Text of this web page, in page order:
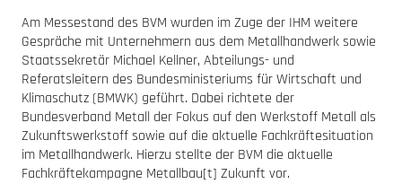
Am Messestand des BVM wurden im Zuge der IHM weitere
Gespräche mit Unternehmern aus dem Metallhandwerk sowie
Staatssekretär Michael Kellner, Abteilungs- und
Referatsleitern des Bundesministeriums für Wirtschaft und
Klimaschutz (BMWK) geführt. Dabei richtete der
Bundesverband Metall der Fokus auf den Werkstoff Metall als
Zukunftswerkstoff sowie auf die aktuelle Fachkräftesituation
im Metallhandwerk. Hierzu stellte der BVM die aktuelle
Fachkräftekampagne Metallbau[t] Zukunft vor.